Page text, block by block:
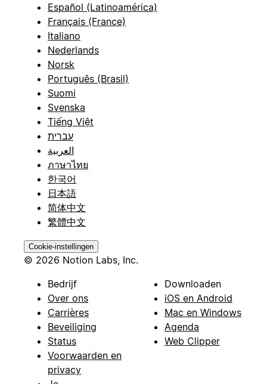
Español (Latinoamérica)
Français (France)
Italiano
Nederlands
Norsk
Português (Brasil)
Suomi
Svenska
Tiếng Việt
עברית
العربية
ภาษาไทย
한국어
日本語
简体中文
繁體中文
Cookie-instellingen
© 2026 Notion Labs, Inc.
Bedrijf
Over ons
Carrières
Beveiliging
Status
Voorwaarden en
privacy
Downloaden
iOS en Android
Mac en Windows
Agenda
Web Clipper